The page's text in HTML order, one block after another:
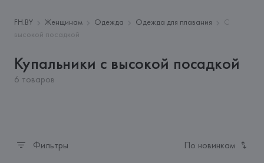
FH.BY Женщинам Одежда Одежда для плавания
С
высокой посадкой
Купальники с высокой посадкой
6 товаров
Фильтры По новинкам